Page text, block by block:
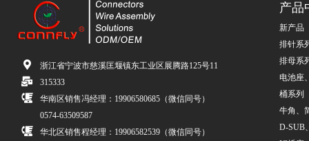
浙江省宁波市慈溪匡堰镇东工业区展腾路125号11
315333
华南区销售冯经理：19906580685（微信同号）
0574-63509587
华北区销售程经理：19906582539（微信同号）
产品
新产品
排针系
排母系
电池座
桶系列
牛角、
D-SUB